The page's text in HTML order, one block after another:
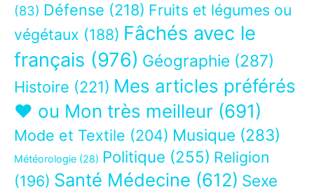
(83) Défense (218) Fruits et légumes ou
végétaux (188) Fâchés avec le
français (976) Géographie (287)
Histoire (221) Mes articles préférés
❤ ou Mon très meilleur (691)
Mode et Textile (204) Musique (283)
Météorologie (28) Politique (255) Religion
(196) Santé Médecine (612) Sexe